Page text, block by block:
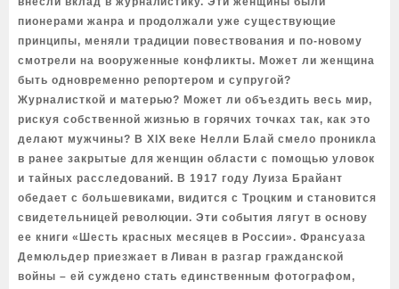
пионерами жанра и продолжали уже существующие
принципы, меняли традиции повествования и по-новому
смотрели на вооруженные конфликты. Может ли женщина
быть одновременно репортером и супругой?
Журналисткой и матерью? Может ли объездить весь мир,
рискуя собственной жизнью в горячих точках так, как это
делают мужчины? В XIX веке Нелли Блай смело проникла
в ранее закрытые для женщин области с помощью уловок
и тайных расследований. В 1917 году Луиза Брайант
обедает с большевиками, видится с Троцким и становится
свидетельницей революции. Эти события лягут в основу
ее книги «Шесть красных месяцев в России». Франсуаза
Демюльдер приезжает в Ливан в разгар гражданской
войны – ей суждено стать единственным фотографом,